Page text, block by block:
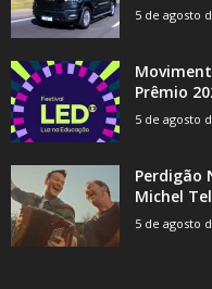
5 de agosto
Prêmio
5 de agosto
Perdigão
Michel
5 de agosto